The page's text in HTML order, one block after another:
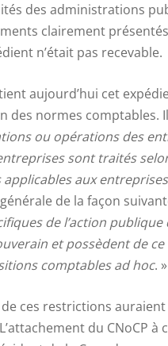
des administrations
clairement
n’était pas recevable.
aujourd’hui cet
des normes comptables.
ou opérations des
sont traités
aux entreprises
de la façon
de l’action
et possèdent de
comptables ad hoc. »
ces restrictions
du CNoCP